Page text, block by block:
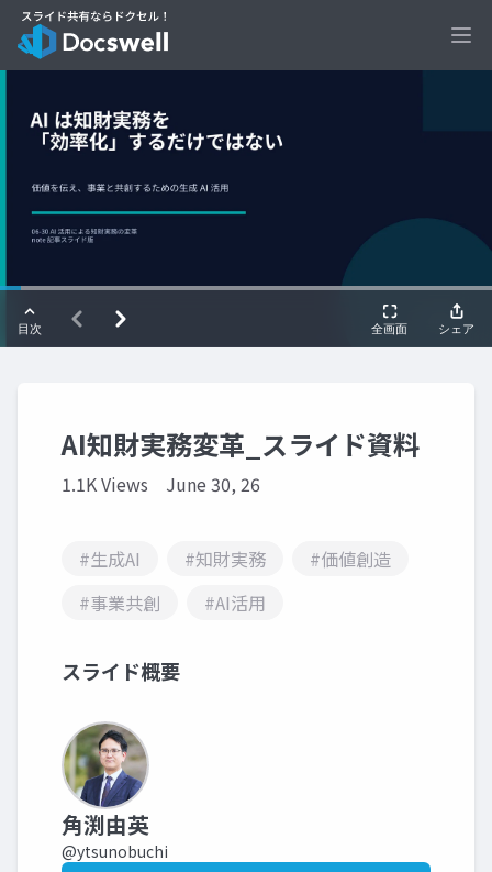
AI知財実務変革_スライド資料
1.1K Views June 30, 26
#生成AI #知財実務
#価値創造
#事業共創
#AI活用
スライド概要
角渕由英
@ytsunobuchi